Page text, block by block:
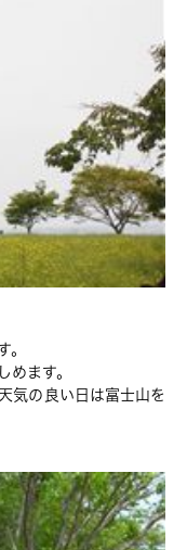
ます。
気の良い日は富士山を